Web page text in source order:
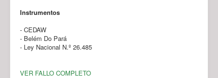
Instrumentos
- CEDAW
- Belém Do Pará
- Ley Nacional N.º 26.485
VER FALLO COMPLETO